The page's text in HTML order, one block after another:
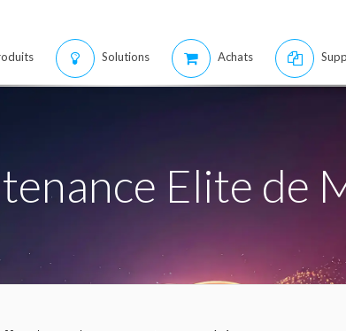
Solutions Achats
Elite de